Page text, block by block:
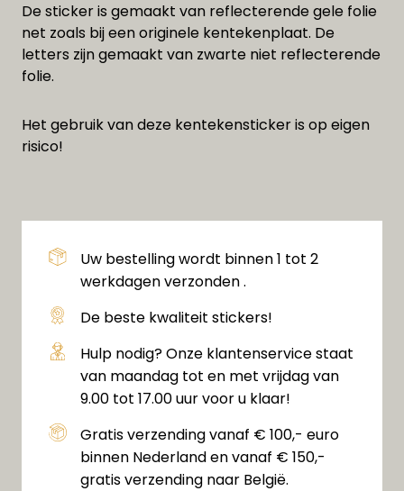
De sticker is gemaakt van reflecterende gele folie
net zoals bij een originele kentekenplaat. De
letters zijn gemaakt van zwarte niet reflecterende
folie.
Het gebruik van deze kentekensticker is op eigen
risico!
Uw bestelling wordt binnen 1 tot 2
werkdagen verzonden .
De beste kwaliteit stickers!
Hulp nodig? Onze klantenservice staat
van maandag tot en met vrijdag van
9.00 tot 17.00 uur voor u klaar!
Gratis verzending vanaf € 100,- euro
binnen Nederland en vanaf € 150,-
gratis verzending naar België.